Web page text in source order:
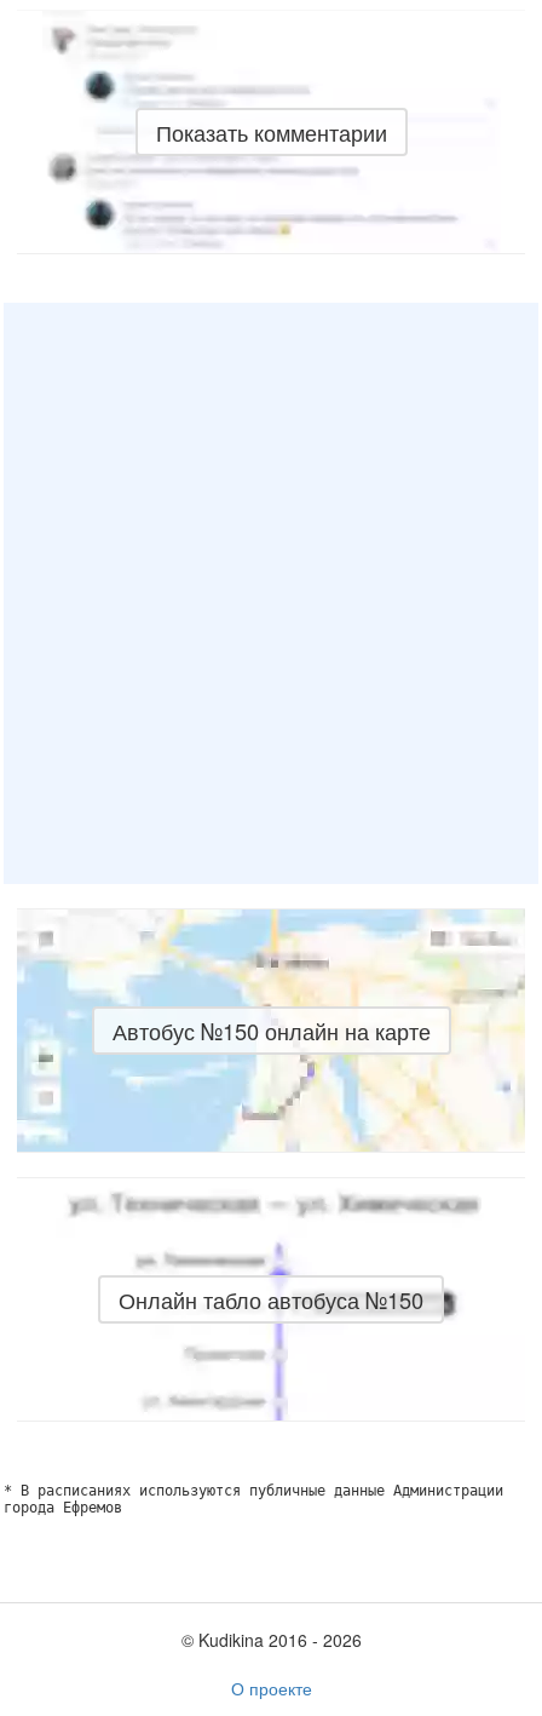
Показать комментарии
Автобус №150 онлайн на карте
Онлайн табло автобуса №150
* В расписаниях используются публичные данные Администрации
города Ефремов
© Kudikina 2016 ‐ 2026
О проекте